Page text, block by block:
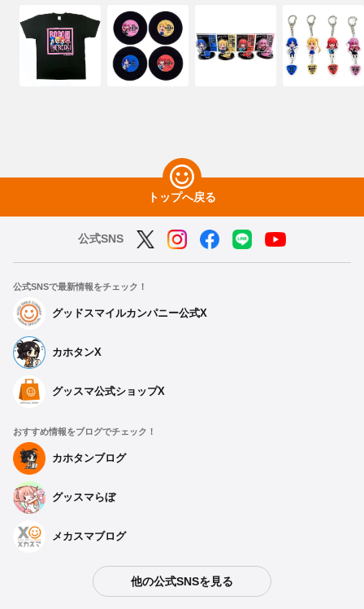
トップへ戻る
公式SNS
公式SNSで最新情報をチェック！
グッドスマイルカンパニー公式X
カホタンX
グッスマ公式ショップX
おすすめ情報をブログでチェック！
カホタンブログ
グッスマらぼ
メカスマブログ
他の公式SNSを見る